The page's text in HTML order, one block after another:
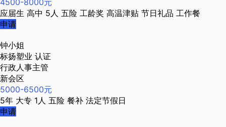
4500-8000元
应届生 高中 5人 五险 工龄奖 高温津贴 节日礼品 工作餐
申请
钟小姐
标扬塑业 认证
行政人事主管
新会区
5000-6500元
5年 大专 1人 五险 餐补 法定节假日
申请